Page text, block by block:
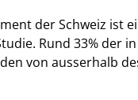
der Schweiz ist
Rund 33% der
von ausserhalb